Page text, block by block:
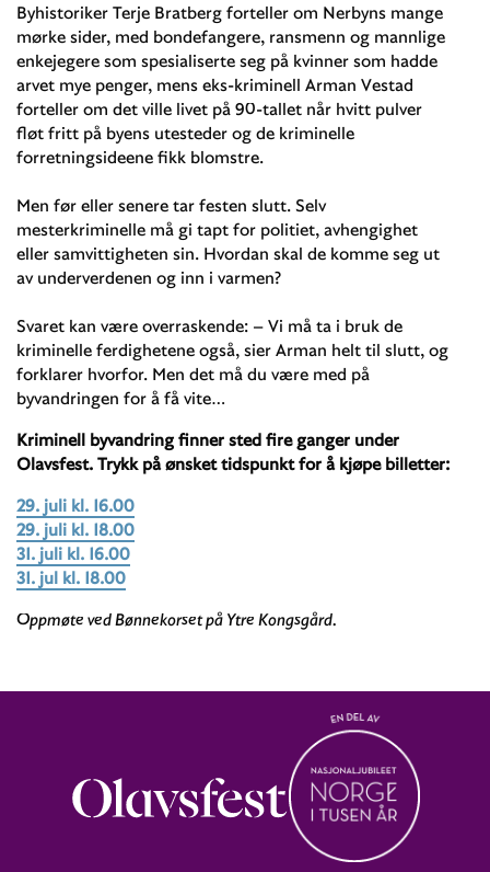
Byhistoriker Terje Bratberg forteller om Nerbyns mange
mørke sider, med bondefangere, ransmenn og mannlige
enkejegere som spesialiserte seg på kvinner som hadde
arvet mye penger, mens eks-kriminell Arman Vestad
forteller om det ville livet på 90-tallet når hvitt pulver
fløt fritt på byens utesteder og de kriminelle
forretningsideene fikk blomstre.
Men før eller senere tar festen slutt. Selv
mesterkriminelle må gi tapt for politiet, avhengighet
eller samvittigheten sin. Hvordan skal de komme seg ut
av underverdenen og inn i varmen?
Svaret kan være overraskende: – Vi må ta i bruk de
kriminelle ferdighetene også, sier Arman helt til slutt, og
forklarer hvorfor. Men det må du være med på
byvandringen for å få vite…
Kriminell byvandring finner sted fire ganger under
Olavsfest. Trykk på ønsket tidspunkt for å kjøpe billetter:
29. juli kl. 16.00
29. juli kl. 18.00
31. juli kl. 16.00
31. jul kl. 18.00
Oppmøte ved Bønnekorset på Ytre Kongsgård.